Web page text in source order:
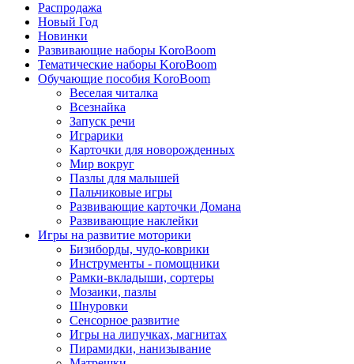
Распродажа
Новый Год
Новинки
Развивающие наборы KoroBoom
Тематические наборы KoroBoom
Обучающие пособия KoroBoom
Веселая читалка
Всезнайка
Запуск речи
Играрики
Карточки для новорожденных
Мир вокруг
Пазлы для малышей
Пальчиковые игры
Развивающие карточки Домана
Развивающие наклейки
Игры на развитие моторики
Бизиборды, чудо-коврики
Инструменты - помощники
Рамки-вкладыши, сортеры
Мозаики, пазлы
Шнуровки
Сенсорное развитие
Игры на липучках, магнитах
Пирамидки, нанизывание